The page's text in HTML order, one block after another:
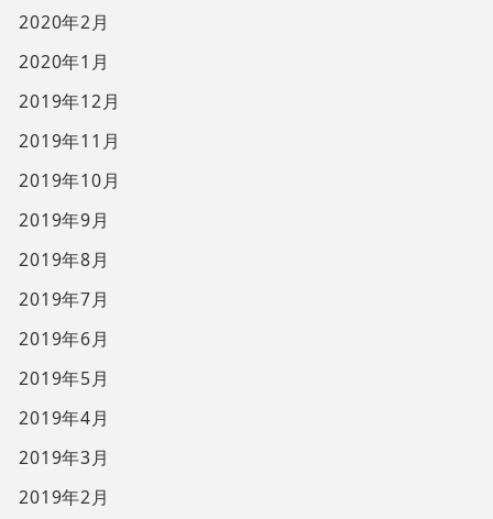
2020年2月
2020年1月
2019年12月
2019年11月
2019年10月
2019年9月
2019年8月
2019年7月
2019年6月
2019年5月
2019年4月
2019年3月
2019年2月